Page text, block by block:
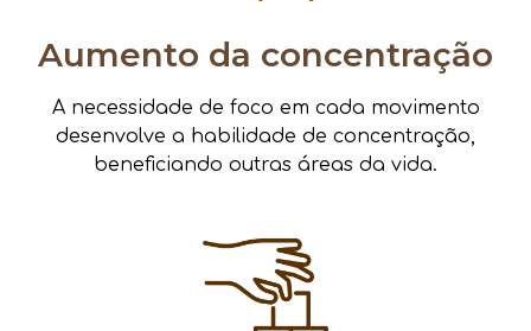
Aumento da concentração
A necessidade de foco em cada movimento
desenvolve a habilidade de concentração,
beneficiando outras áreas da vida.